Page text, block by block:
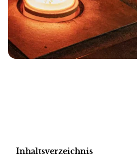
Inhaltsverzeichnis